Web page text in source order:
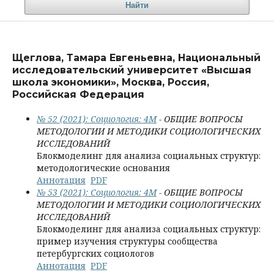
Найти
Щеглова, Тамара Евгеньевна, Национальный
исследовательский университет «Высшая
школа экономики», Москва, Россия,
Российская Федерация
№ 52 (2021): Социология: 4М- ОБЩИЕ ВОПРОСЫ
МЕТОДОЛОГИИ И МЕТОДИКИ СОЦИОЛОГИЧЕСКИХ
ИССЛЕДОВАНИЙ
Блокмоделинг для анализа социальных структур:
методологические основания
Аннотация PDF
№ 53 (2021): Социология: 4М- ОБЩИЕ ВОПРОСЫ
МЕТОДОЛОГИИ И МЕТОДИКИ СОЦИОЛОГИЧЕСКИХ
ИССЛЕДОВАНИЙ
Блокмоделинг для анализа социальных структур:
пример изучения структуры сообщества
петербургских социологов
Аннотация PDF